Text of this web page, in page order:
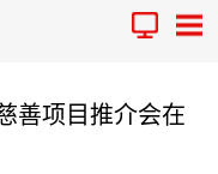
善项目推介会在